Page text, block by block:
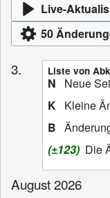
Live-
50
Liste von
N Neue
K Kleine
B
(±123) Die
3.
August 2026